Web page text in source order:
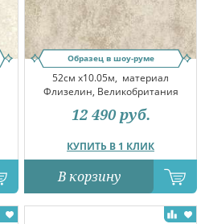
Образец в шоу-руме
52см x10.05м, материал
Флизелин, Великобритания
КУПИТЬ В 1 КЛИК
12 490 руб.
В корзину